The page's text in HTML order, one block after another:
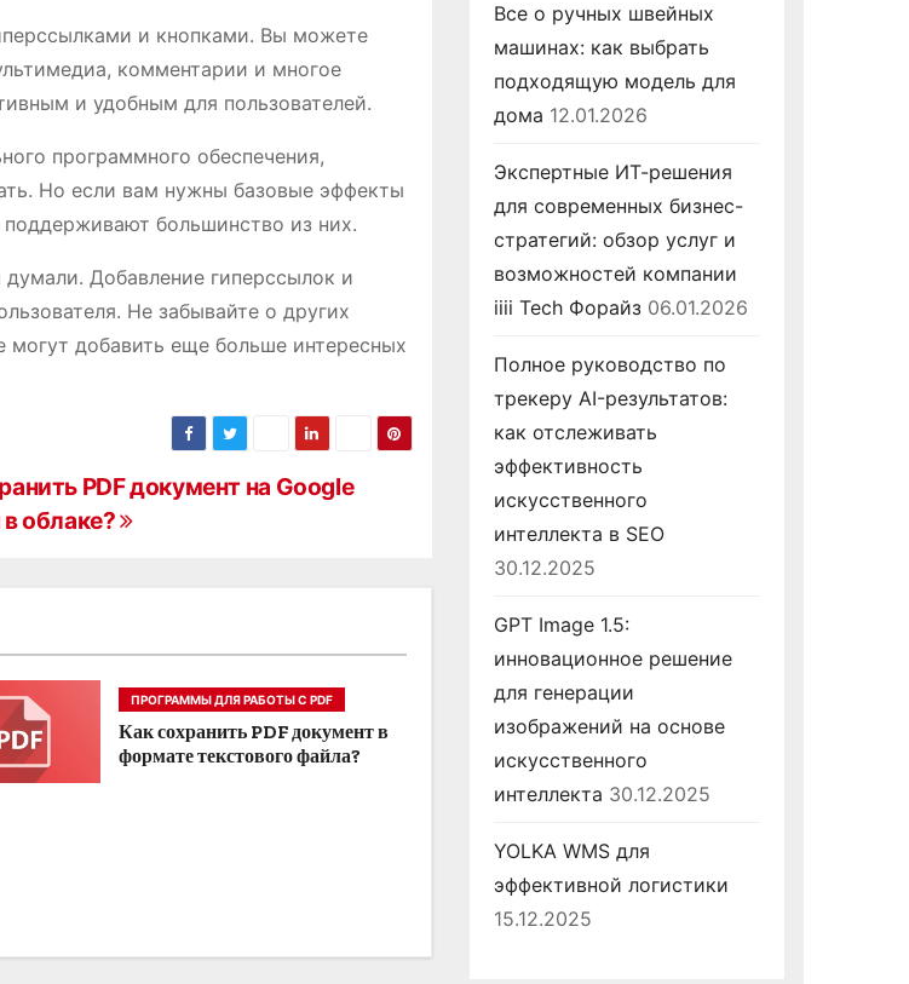
и кнопками. Вы можете
комментарии и многое
и удобным для пользователей.
программного обеспечения,
Но если вам нужны базовые эффекты
поддерживают большинство из них.
Добавление гиперссылок и
Не забывайте о других
добавить еще больше интересных
PDF документ на Google
облаке?
ПРОГРАММЫ ДЛЯ РАБОТЫ С PDF
Как сохранить PDF документ в
формате текстового файла?
Все о ручных швейных
машинах: как выбрать
подходящую модель для
дома 12.01.2026
Экспертные ИТ-решения
для современных бизнес-
стратегий: обзор услуг и
возможностей компании
iiii Tech Форайз 06.01.2026
Полное руководство по
трекеру AI-результатов:
как отслеживать
эффективность
искусственного
интеллекта в SEO
30.12.2025
GPT Image 1.5:
инновационное решение
для генерации
изображений на основе
искусственного
интеллекта 30.12.2025
YOLKA WMS для
эффективной логистики
15.12.2025